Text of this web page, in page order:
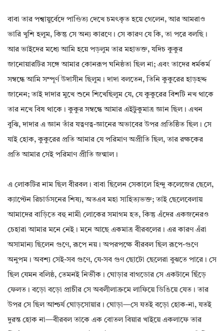
বাবা তার পশ্বায়ুর্বেদে পাণ্ডিত্য দেখে চমৎকৃত হয়ে গেলেন, আর আমরাও
ভারি খুশি হলুম, কিন্তু সে অন্য কারণে। সে কারণ যে কি, তা পরে বলছি।
আর ভাইদের মধ্যে আমি হয়ে পড়লুম তার মহাভক্ত, যদিচ কুকুর
জানোয়ারটির সঙ্গে আমার কোনরূপ ঘনিষ্ঠতা ছিল না; এবং তাদের ধর্মকর্ম
সম্বন্ধে আমি সম্পূর্ণ উদাসীন ছিলুম। দাদা বলতেন, তিনি কুকুরের হাড়হদ্দ
জানেন; তাই দাদার মুখে শুনে শিখেছিলুম যে, যে কুকুরের বিশটি নখ থাকে
তার নখে বিষ থাকে। কুকুর সম্বন্ধে আমার এইটুকুমাত্র জ্ঞান ছিল। এখন
বুঝি, দাদার এ জ্ঞান তাঁর যত্বণত্ব-জ্ঞানের অভাবের উপর প্রতিষ্ঠিত ছিল। সে
যাই হোক, কুকুরের প্রতি আমার যে পরিমাণ অপ্রীতি ছিল, তার রক্ষকের
প্রতি আমার সেই পরিমাণ প্রীতি জন্মাল।
এ লোকটির নাম ছিল বীরবল। বাবা ছিলেন সেকালে হিন্দু কলেজের ছেলে,
ক্যাপ্টেন রিচার্ডসনের শিষ্য, অতএব মহা সাহিত্যভক্ত; তাই ছেলেবেলায়
আমাদের বাড়িতে বহু নামী লোকের সমাগম হত, কিন্তু এঁদের একজনেরও
চেহারা আমার মনে নেই। মনে আছে একমাত্র বীরবলের। এর কারণ এঁরা
অসামান্য ছিলেন গুণে, রূপে নয়। অপরপক্ষে বীরবল ছিল রূপে-গুণে
অনুপম। অবশ্য সেই-সব গুণে, যে-সব গুণ ছোটো ছেলেরা বুঝতে পারে। সে
ছিল যেমন বলিষ্ঠ, তেমনই নির্ভীক। ঘোড়ার বাগডোর সে একটানে ছিঁড়ে
ফেলত। বড়ো বড়ো প্রাচীর সে অবলীলাক্রমে লাফিয়ে ডিঙিয়ে যেত। তার
উপর সে ছিল আশ্চর্য ঘোড়সোয়ার। ঘোড়া—সে যতই বড়ো হোক-না, যতই
দুরন্ত হোক না—বীরবল তাকে এক বোতল বিয়ার খাইয়ে একলাফে তার